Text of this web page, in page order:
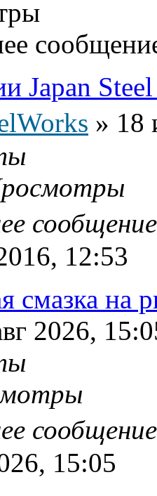
Japan
» 18
12:53
смазка на
2026,
15:05